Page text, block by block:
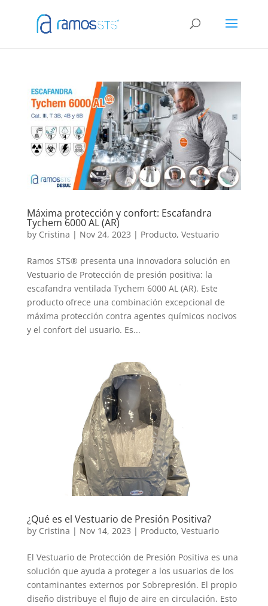
Máxima protección y confort: Escafandra
Tychem 6000 AL (AR)
by Cristina | Nov 24, 2023 | Producto, Vestuario
Ramos STS® presenta una innovadora solución en
Vestuario de Protección de presión positiva: la
escafandra ventilada Tychem 6000 AL (AR). Este
producto ofrece una combinación excepcional de
máxima protección contra agentes químicos nocivos
y el confort del usuario. Es...
¿Qué es el Vestuario de Presión Positiva?
by Cristina | Nov 14, 2023 | Producto, Vestuario
El Vestuario de Protección de Presión Positiva es una
solución que ayuda a proteger a los usuarios de los
contaminantes externos por Sobrepresión. El propio
diseño distribuye el flujo de aire en circulación. Esto